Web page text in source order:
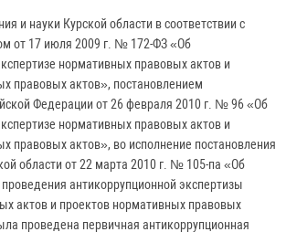
и науки Курской области в соответствии с
от 17 июля 2009 г. № 172-ФЗ «Об
нормативных правовых актов и
правовых актов», постановлением
Федерации от 26 февраля 2010 г. № 96 «Об
нормативных правовых актов и
правовых актов», во исполнение постановления
области от 22 марта 2010 г. № 105-па «Об
антикоррупционной экспертизы
актов и проектов нормативных правовых
проведена первичная антикоррупционная